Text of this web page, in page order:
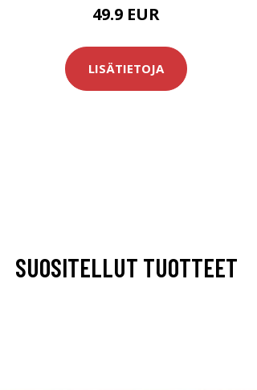
49.9 EUR
LISÄTIETOJA
SUOSITELLUT TUOTTEET